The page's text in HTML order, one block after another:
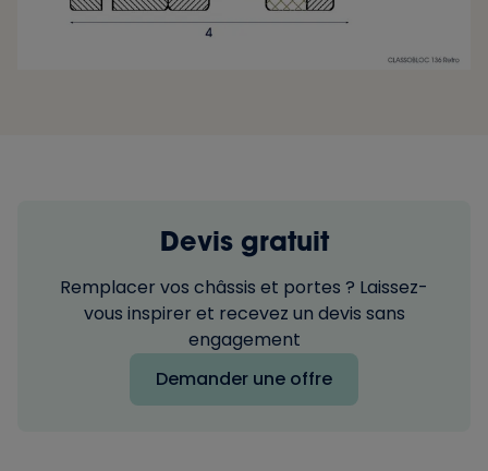
Devis gratuit
Remplacer vos châssis et portes ? Laissez-
vous inspirer et recevez un devis sans
engagement
Demander une offre